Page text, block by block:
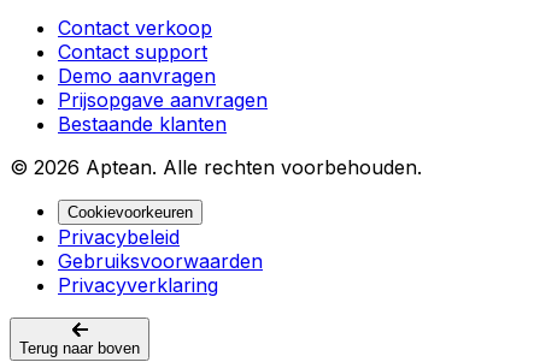
Contact verkoop
Contact support
Demo aanvragen
Prijsopgave aanvragen
Bestaande klanten
© 2026 Aptean. Alle rechten voorbehouden.
Cookievoorkeuren
Privacybeleid
Gebruiksvoorwaarden
Privacyverklaring
Terug naar boven